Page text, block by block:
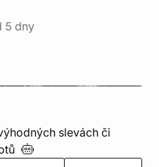
5 dny
slevách či